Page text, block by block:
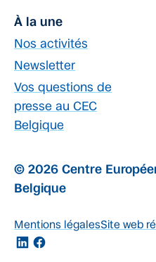
À la une
Nos activités
Newsletter
Vos questions de
presse au CEC
Belgique
© 2026 Centre
Belgique
Mentions légalesSite web